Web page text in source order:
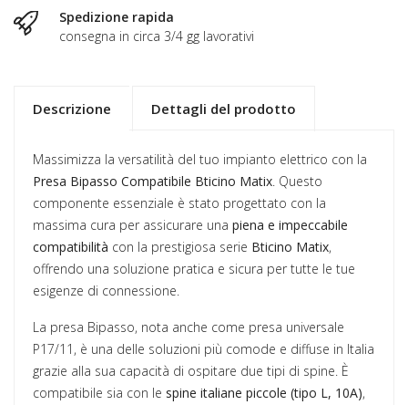
Spedizione rapida
consegna in circa 3/4 gg lavorativi
Descrizione Dettagli del prodotto
Massimizza la versatilità del tuo impianto elettrico con la
Presa Bipasso Compatibile Bticino Matix. Questo
componente essenziale è stato progettato con la
massima cura per assicurare una piena e impeccabile
compatibilità con la prestigiosa serie Bticino Matix,
offrendo una soluzione pratica e sicura per tutte le tue
esigenze di connessione.
La presa Bipasso, nota anche come presa universale
P17/11, è una delle soluzioni più comode e diffuse in Italia
grazie alla sua capacità di ospitare due tipi di spine. È
compatibile sia con le spine italiane piccole (tipo L, 10A),